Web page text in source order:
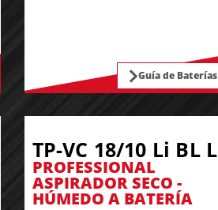
Guía de Baterías
TP-VC 18/10 Li BL L
PROFESSIONAL
ASPIRADOR SECO -
HÚMEDO A BATERÍA